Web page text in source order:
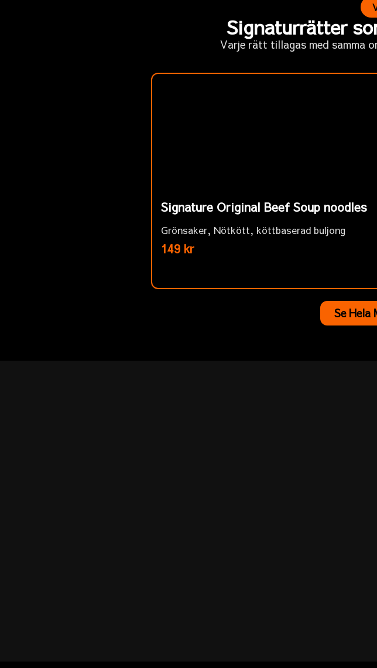
Signaturrätter
Varje rätt tillagas med samma
Signature Original Beef Soup noodles
Grönsaker, Nötkött, köttbaserad buljong
149 kr
Se Hela